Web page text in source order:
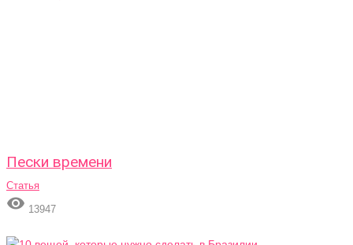
Пески времени
Статья
 13947